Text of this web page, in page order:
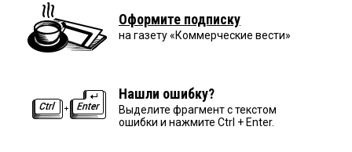
Оформите подписку
на газету «Коммерческие вести»
Нашли ошибку?
Выделите фрагмент с текстом
ошибки и нажмите Ctrl + Enter.